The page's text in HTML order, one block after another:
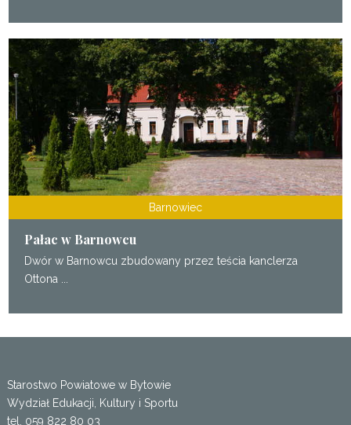
Barnowiec
Pałac w Barnowcu
Dwór w Barnowcu zbudowany przez teścia kanclerza
Ottona ...
Starostwo Powiatowe w Bytowie
Wydział Edukacji, Kultury i Sportu
tel. 059 822 80 03